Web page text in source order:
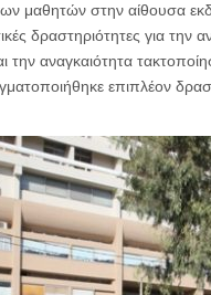
μαθητών στην αίθουσα
δραστηριότητες για την
την αναγκαιότητα
επιπλέον